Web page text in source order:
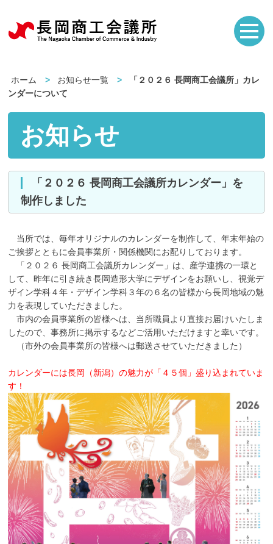
ホーム お知らせ一覧
「２０２６ 長岡商工会議所」カレ
ンダーについて
お知らせ
「２０２６ 長岡商工会議所カレンダー」を
制作しました
当所では、毎年オリジナルのカレンダーを制作して、年末年始の
ご挨拶とともに会員事業所・関係機関にお配りしております。
「２０２６ 長岡商工会議所カレンダー」は、産学連携の一環と
して、昨年に引き続き長岡造形大学にデザインをお願いし、視覚デ
ザイン学科４年・デザイン学科３年の６名の皆様から長岡地域の魅
力を表現していただきました。
市内の会員事業所の皆様へは、当所職員より直接お届けいたしま
したので、事務所に掲示するなどご活用いただけますと幸いです。
（市外の会員事業所の皆様へは郵送させていただきました）
カレンダーには長岡（新潟）の魅力が「４５個」盛り込まれていま
す！